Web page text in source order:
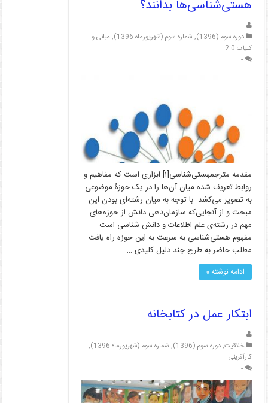
هستی‌شناسی‌ها بدانند؟
دوره سوم (1396) , شماره سوم (شهریورماه 1396) , مبانی و
کلیات 2.0
۰
مقدمه مترجمهستی‌شناسی[۱] ابزاری‌ است که مفاهیم و
روابط تعریف شده میان آن‌ها را در یک حوزۀ موضوعی
به تصویر می‌کشد. با توجه به میان رشته‌ای بودن این
مبحث و از آنجایی‌که سازمان‌دهی دانش از حوزه‌های
مهم در رشته‌ی علم اطلاعات و دانش شناسی است
مفهوم هستی‌شناسی به سرعت به این حوزه راه یافت.
مطلب حاضر به طرح چند دلیل کلیدی …
ادامه نوشته »
ابتکار عمل در کتابخانه
خلاقیت,دوره سوم (1396) , شماره سوم (شهریورماه 1396)
,
کارآفرینی
۰